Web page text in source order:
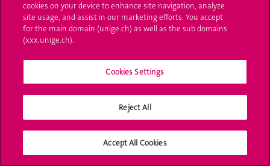
Immatriculations
Démarches administratives
L'UNIGE vous informe
Médias
Offres d'emploi
cookies on your device to enhance site navigation, analyze
site usage, and assist in our marketing efforts. You accept
for the main domain (unige.ch) as well as the sub domains
(xxx.unige.ch).
Cookies Settings
Reject All
Accept All Cookies